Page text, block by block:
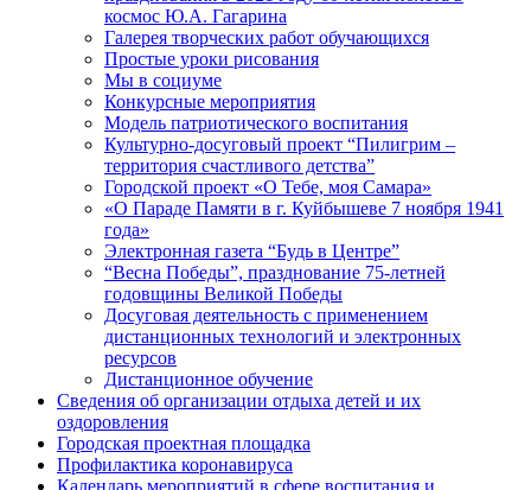
космос Ю.А. Гагарина
Галерея творческих работ обучающихся
Простые уроки рисования
Мы в социуме
Конкурсные мероприятия
Модель патриотического воспитания
Культурно-досуговый проект “Пилигрим –
территория счастливого детства”
Городской проект «О Тебе, моя Самара»
«О Параде Памяти в г. Куйбышеве 7 ноября 1941
года»
Электронная газета “Будь в Центре”
“Весна Победы”, празднование 75-летней
годовщины Великой Победы
Досуговая деятельность с применением
дистанционных технологий и электронных
ресурсов
Дистанционное обучение
Сведения об организации отдыха детей и их
оздоровления
Городская проектная площадка
Профилактика коронавируса
Календарь мероприятий в сфере воспитания и